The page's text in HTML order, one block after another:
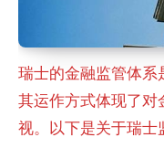
瑞士的金融监管体系
其运作方式体现了对
视。以下是关于瑞士